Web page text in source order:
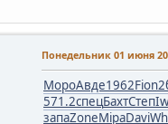
Понедельник 01 июня
МороАвде1962Fion
571.2спецБахтСтеп
запаZoneMipaDavi